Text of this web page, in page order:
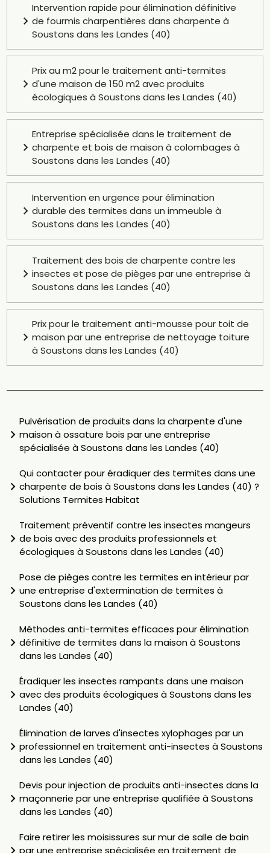
Intervention rapide pour élimination définitive
de fourmis charpentières dans charpente à
Soustons dans les Landes (40)
Prix au m2 pour le traitement anti-termites
d'une maison de 150 m2 avec produits
écologiques à Soustons dans les Landes (40)
Entreprise spécialisée dans le traitement de
charpente et bois de maison à colombages à
Soustons dans les Landes (40)
Intervention en urgence pour élimination
durable des termites dans un immeuble à
Soustons dans les Landes (40)
Traitement des bois de charpente contre les
insectes et pose de pièges par une entreprise à
Soustons dans les Landes (40)
Prix pour le traitement anti-mousse pour toit de
maison par une entreprise de nettoyage toiture
à Soustons dans les Landes (40)
Pulvérisation de produits dans la charpente d'une
maison à ossature bois par une entreprise
spécialisée à Soustons dans les Landes (40)
Qui contacter pour éradiquer des termites dans une
charpente de bois à Soustons dans les Landes (40) ?
Solutions Termites Habitat
Traitement préventif contre les insectes mangeurs
de bois avec des produits professionnels et
écologiques à Soustons dans les Landes (40)
Pose de pièges contre les termites en intérieur par
une entreprise d'extermination de termites à
Soustons dans les Landes (40)
Méthodes anti-termites efficaces pour élimination
définitive de termites dans la maison à Soustons
dans les Landes (40)
Éradiquer les insectes rampants dans une maison
avec des produits écologiques à Soustons dans les
Landes (40)
Élimination de larves d'insectes xylophages par un
professionnel en traitement anti-insectes à Soustons
dans les Landes (40)
Devis pour injection de produits anti-insectes dans la
maçonnerie par une entreprise qualifiée à Soustons
dans les Landes (40)
Faire retirer les moisissures sur mur de salle de bain